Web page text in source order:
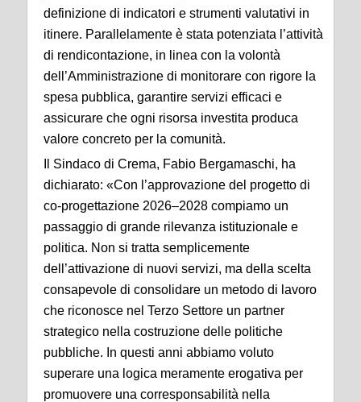
definizione di indicatori e strumenti valutativi in
itinere. Parallelamente è stata potenziata l’attività
di rendicontazione, in linea con la volontà
dell’Amministrazione di monitorare con rigore la
spesa pubblica, garantire servizi efficaci e
assicurare che ogni risorsa investita produca
valore concreto per la comunità.
Il Sindaco di Crema, Fabio Bergamaschi, ha
dichiarato: «Con l’approvazione del progetto di
co-progettazione 2026–2028 compiamo un
passaggio di grande rilevanza istituzionale e
politica. Non si tratta semplicemente
dell’attivazione di nuovi servizi, ma della scelta
consapevole di consolidare un metodo di lavoro
che riconosce nel Terzo Settore un partner
strategico nella costruzione delle politiche
pubbliche. In questi anni abbiamo voluto
superare una logica meramente erogativa per
promuovere una corresponsabilità nella